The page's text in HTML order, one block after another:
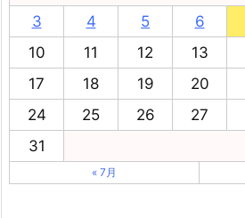
3
4 5 6
10
11 12 13
17
18 19 20
24
25 26 27
31
« 7月